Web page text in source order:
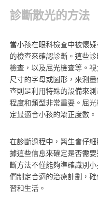
診斷散光的方法
當小孩在眼科檢查中被懷
的檢查來確認診斷。這些
檢查，以及屈光檢查等。
尺寸的字母或圖形，來測
查則是利用特殊的設備來
程度和類型非常重要。屈
定最適合小孩的矯正度數。
在診斷過程中，醫生會仔
據這些信息來確定是否需
斷方法不僅能夠準確識別
們制定合適的治療計劃，
習和生活。